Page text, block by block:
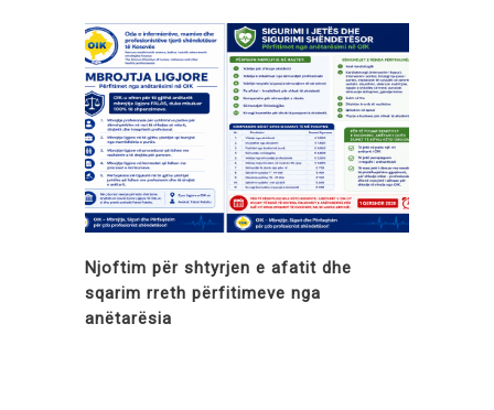
Njoftim për shtyrjen e afatit dhe
sqarim rreth përfitimeve nga
anëtarësia